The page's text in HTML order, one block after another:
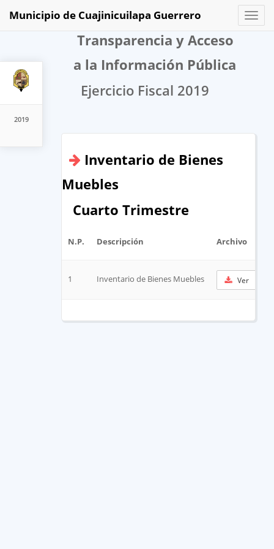
2019
Toggle
Municipio de Cuajinicuilapa Guerrero
Transparencia y Acceso
a la Información Pública
Ejercicio Fiscal 2019
Inventario de Bienes
Muebles
Cuarto Trimestre
N.P. Descripción Archivo
1 Inventario de Bienes Muebles Ver